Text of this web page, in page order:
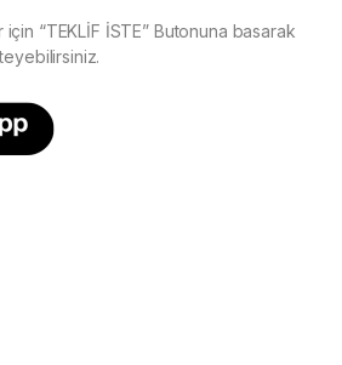
“TEKLİF İSTE” Butonuna basarak